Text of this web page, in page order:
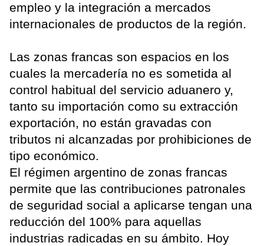
empleo y la integración a mercados
internacionales de productos de la región.
Las zonas francas son espacios en los
cuales la mercadería no es sometida al
control habitual del servicio aduanero y,
tanto su importación como su extracción
exportación, no están gravadas con
tributos ni alcanzadas por prohibiciones de
tipo económico.
El régimen argentino de zonas francas
permite que las contribuciones patronales
de seguridad social a aplicarse tengan una
reducción del 100% para aquellas
industrias radicadas en su ámbito. Hoy